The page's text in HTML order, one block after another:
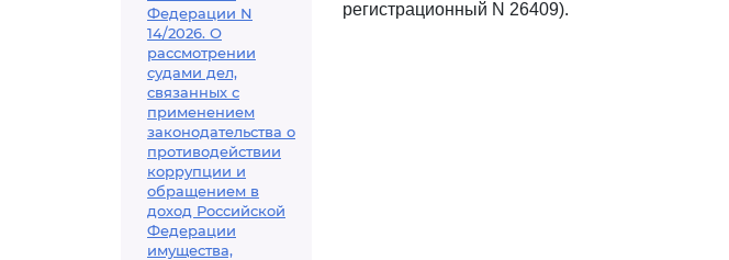
Федерации N
14/2026. О
рассмотрении
судами дел,
связанных с
применением
законодательства о
противодействии
коррупции и
обращением в
доход Российской
Федерации
имущества,
регистрационный N 26409).